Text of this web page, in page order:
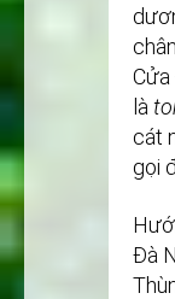
Cửa
là
cát
gọi
Đà